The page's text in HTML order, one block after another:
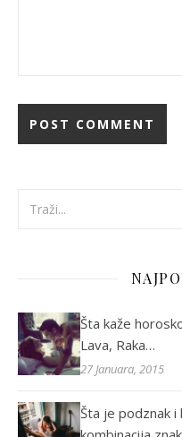
Šta kaže
Lava, Raka…
27 Januara, 2015
Šta je podznak i